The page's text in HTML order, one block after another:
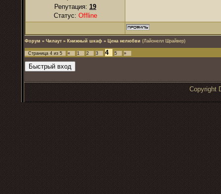
Репутация: 19
Статус: Offline
Форум » Чилаут » Книжный шкаф » Цена нелюбви (Лайонелл Шрайвер)
Страница 4 из 5 « 1 2 3 4 5 »
Copyright